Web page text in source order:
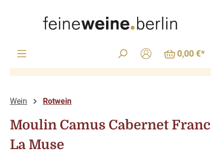
0,00 €*
Wein Rotwein
Moulin Camus Cabernet Franc
La Muse